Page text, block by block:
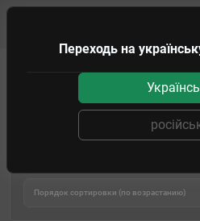
Фильтр
Переходь на